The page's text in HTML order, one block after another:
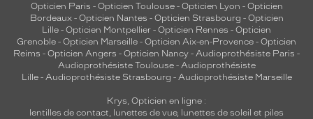
Opticien Paris - Opticien Toulouse- Opticien Lyon - Opticien
Bordeaux- Opticien Nantes - Opticien Strasbourg - Opticien
Lille - Opticien Montpellier - Opticien Rennes - Opticien
Grenoble - Opticien Marseille - Opticien Aix-en-Provence - Opticien
Reims - Opticien Angers - Opticien Nancy - Audioprothésiste Paris -
Audioprothésiste Toulouse- Audioprothésiste
Lille- Audioprothésiste Strasbourg - Audioprothésiste Marseille
Krys, Opticien en ligne :
lentilles de contact, lunettes de vue, lunettes de soleil et piles